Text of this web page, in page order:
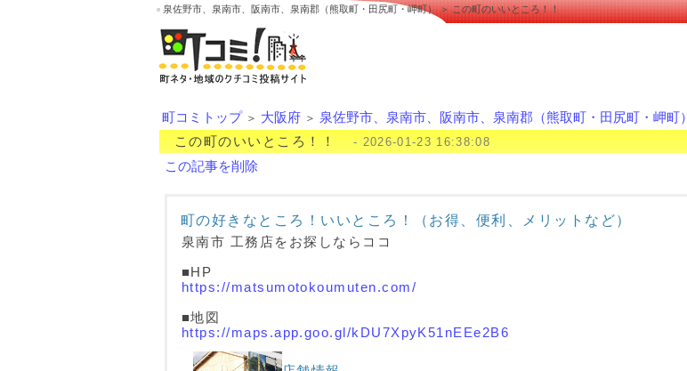
泉佐野市、泉南市、阪南市、泉南郡（熊取町・田尻町・岬町） ＞ この町のいいところ！！
町コミトップ ＞ 大阪府 ＞ 泉佐野市、泉南市、阪南市、泉南郡（熊取町・田尻町・岬町）
この町のいいところ！！ - 2026-01-23 16:38:08
この記事を削除
町の好きなところ！いいところ！（お得、便利、メリットなど）
泉南市 工務店をお探しならココ
■HP
https://matsumotokoumuten.com/
■地図
https://maps.app.goo.gl/kDU7XpyK51nEEe2B6